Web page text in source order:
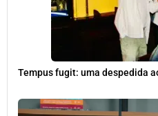
Tempus fugit: uma despedida